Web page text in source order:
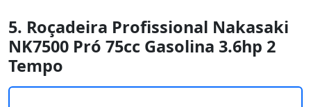
5. Roçadeira Profissional Nakasaki
NK7500 Pró 75cc Gasolina 3.6hp 2
Tempo